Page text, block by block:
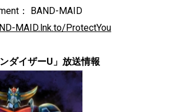
： BAND-MAID
MAID.lnk.to/ProtectYou
ダイザーU」放送情報